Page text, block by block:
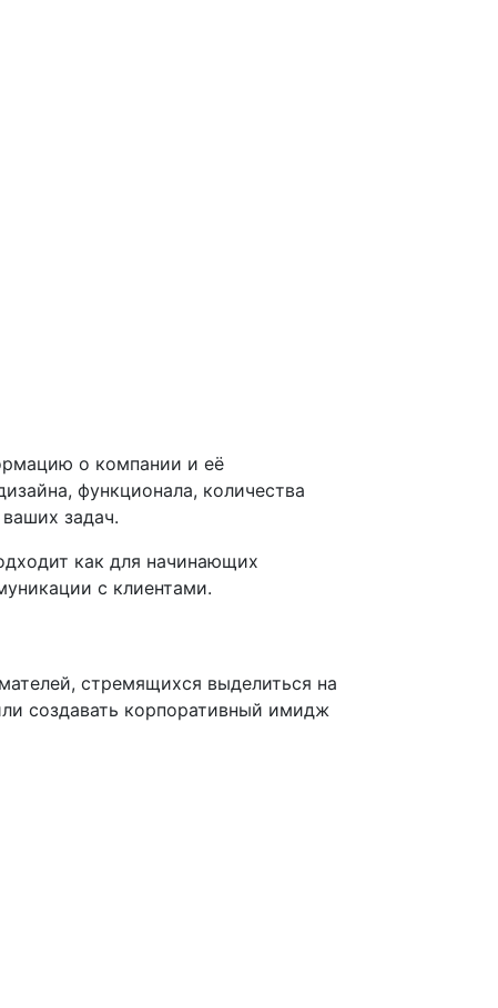
о компании и её
функционала, количества
задач.
как для начинающих
с клиентами.
стремящихся выделиться на
создавать корпоративный имидж